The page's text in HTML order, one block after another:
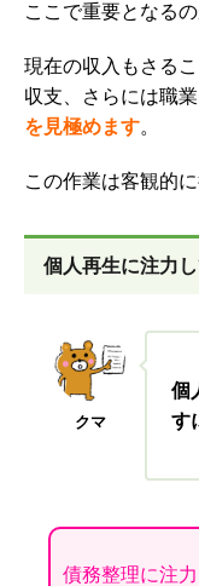
ここで重要となる
現在の収入もさる
収支、さらには職
を見極めます。
この作業は客観的
個人再生に注力
クマ
個
す
債務整理に注